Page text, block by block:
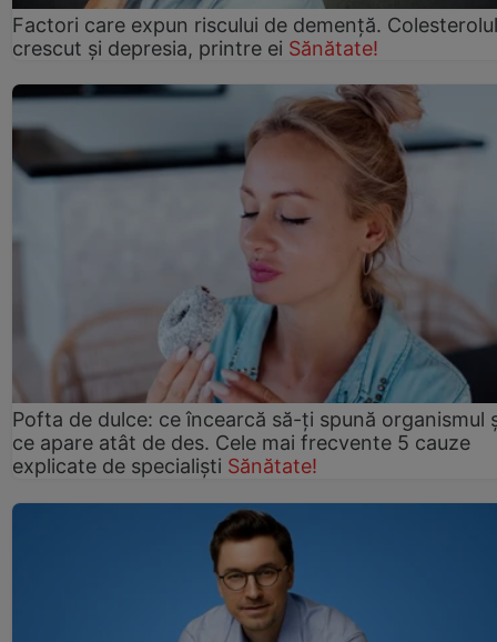
Factori care expun riscului de demență. Colesterolul
crescut şi depresia, printre ei Sănătate!
Pofta de dulce: ce încearcă să-ți spună organismul
ce apare atât de des. Cele mai frecvente 5 cauze
explicate de specialiști Sănătate!